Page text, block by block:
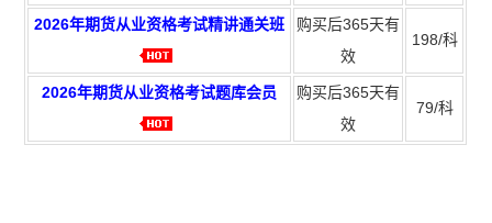
2026年期货从业资格考试精讲通关班
购买后365天有
效
198/科
2026年期货从业资格考试题库会员
购买后365天有
效
79/科